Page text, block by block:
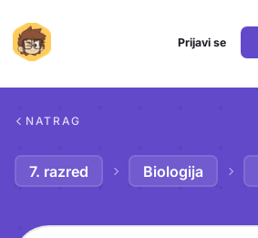
Prijavi se
NATRAG
7. razred Biologija